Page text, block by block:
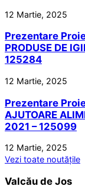
12 Martie, 2025
Prezentare
PRODUSE DE
125284
12 Martie, 2025
Prezentare
AJUTOARE
2021 – 125099
12 Martie, 2025
Vezi toate noutățile
Valcău de Jos